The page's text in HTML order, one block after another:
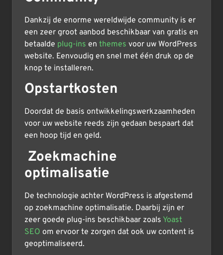
Dankzij de enorme wereldwijde community is er
een zeer groot aanbod beschikbaar van gratis en
betaalde plug-ins en themes voor uw WordPress
website. Eenvoudig en snel met één druk op de
knop te installeren.
Opstartkosten
Doordat de basis ontwikkelingswerkzaamheden
voor uw website reeds zijn gedaan bespaart dat
een hoop tijd en geld.
Zoekmachine
optimalisatie
De technologie achter WordPress is afgestemd
op zoekmachine optimalisatie. Daarbij zijn er
zeer goede plug-ins beschikbaar zoals Yoast
SEO om ervoor te zorgen dat ook uw content is
geoptimaliseerd.